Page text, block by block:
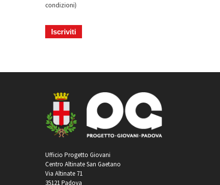
condizioni)
Ufficio Progetto Giovani
Centro Altinate San Gaetano
Via Altinate 71
35121 Padova